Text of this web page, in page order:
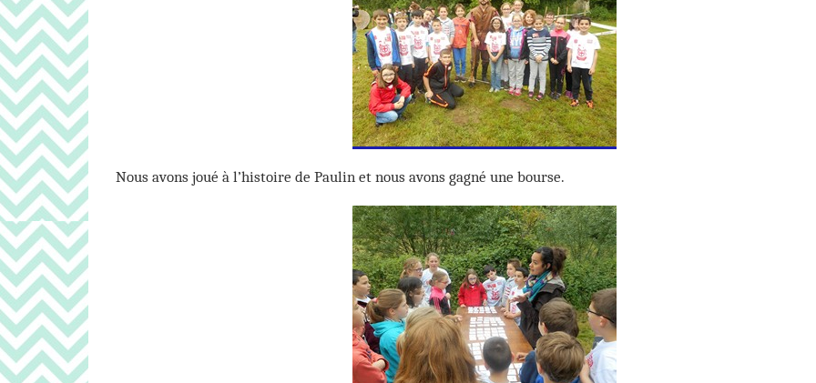
Nous avons joué à l’histoire de Paulin et nous avons gagné une bourse.